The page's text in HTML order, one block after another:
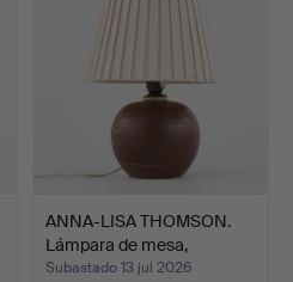
ANNA-LISA THOMSON.
Lámpara de mesa,
modelo…
Subastado 13 jul 2026